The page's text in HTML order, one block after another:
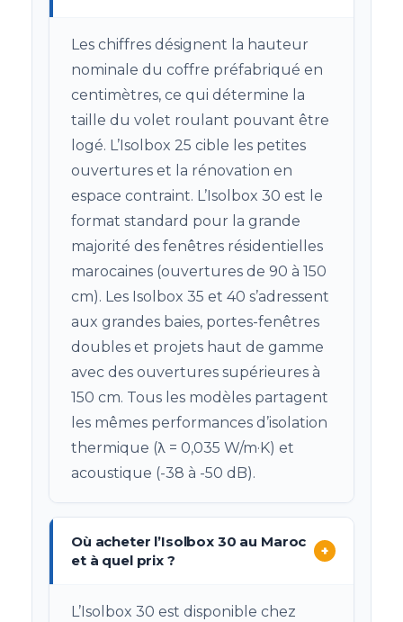
Les chiffres désignent la hauteur
nominale du coffre préfabriqué en
centimètres, ce qui détermine la
taille du volet roulant pouvant être
logé. L’Isolbox 25 cible les petites
ouvertures et la rénovation en
espace contraint. L’Isolbox 30 est le
format standard pour la grande
majorité des fenêtres résidentielles
marocaines (ouvertures de 90 à 150
cm). Les Isolbox 35 et 40 s’adressent
aux grandes baies, portes-fenêtres
doubles et projets haut de gamme
avec des ouvertures supérieures à
150 cm. Tous les modèles partagent
les mêmes performances d’isolation
thermique (λ = 0,035 W/m·K) et
acoustique (-38 à -50 dB).
Où acheter l’Isolbox 30 au Maroc
et à quel prix ?
+
L’Isolbox 30 est disponible chez